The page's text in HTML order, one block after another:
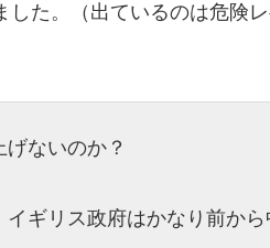
た。（出ているのは危険
ないのか？
ギリス政府はかなり前か